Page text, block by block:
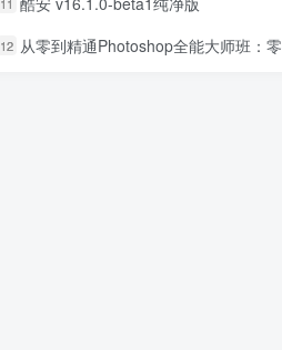
12 从零到精通Photoshop全能大师班：零基础学PS，直通商业设计变现